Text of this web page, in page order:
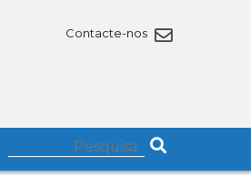
Contacte-nos